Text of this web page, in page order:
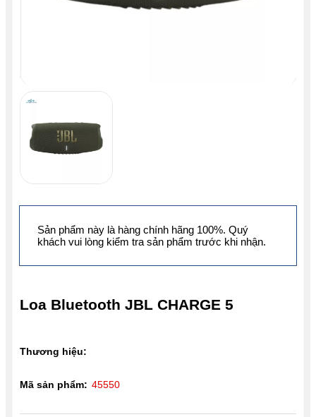
Loa Bluetooth JBL CHARGE 5
Thương hiệu:
Mã sản phẩm: 45550
Sản phẩm này là hàng chính hãng 100%. Quý
khách vui lòng kiểm tra sản phẩm trước khi nhận.